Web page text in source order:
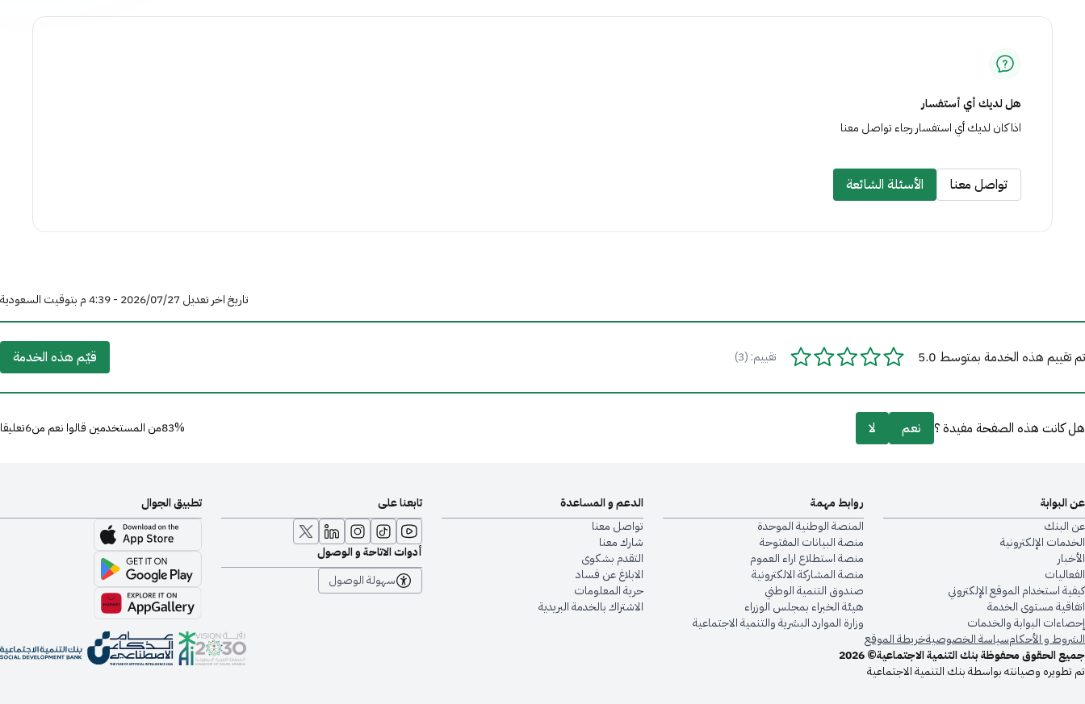
هل لديك أي أستفسار
اذا كان لديك أي استفسار رجاء تواصل معنا
تواصل معنا الأسئلة الشائعة
تاريخ اخر تعديل 27‏/07‏/2026 - 4:39 م بتوقيت السعودية
تم تقييم هذه الخدمة بمتوسط 5.0 تقييم: (3) قيّم هذه الخدمة
هل كانت هذه الصفحة مفيدة ؟ نعم لا 83%من المستخدمين قالوا نعم من6تعليقا
عن البوابة
عن البنك
الخدمات الإلكترونية
الأخبار
الفعاليات
كيفية استخدام الموقع الإلكتروني
اتفاقية مستوى الخدمة
إحصاءات البوابة والخدمات
روابط مهمة
المنصة الوطنية الموحدة
منصة البيانات المفتوحة
منصة استطلاع اراء العموم
منصة المشاركة الالكترونية
صندوق التنمية الوطني
هيئة الخبراء بمجلس الوزراء
وزارة الموارد البشرية والتنمية الاجتماعية
الدعم و المساعدة
تواصل معنا
شارك معنا
التقدم بشكوى
الابلاغ عن فساد
حرية المعلومات
الاشتراك بالخدمة البريدية
تابعنا على
أدوات الاتاحة و الوصول
سهولة الوصول
تطبيق الجوال
الشروط و الأحكامسياسة الخصوصيةخريطة الموقع
جميع الحقوق محفوظة بنك التنمية الاجتماعية© 2026
تم تطويره وصيانته بواسطة بنك التنمية الاجتماعية